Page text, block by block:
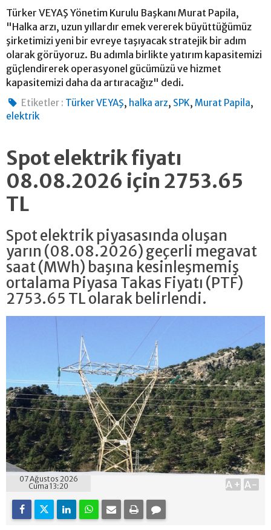
Türker VEYAŞ Yönetim Kurulu Başkanı Murat Papila,
"Halka arzı, uzun yıllardır emek vererek büyüttüğümüz
şirketimizi yeni bir evreye taşıyacak stratejik bir adım
olarak görüyoruz. Bu adımla birlikte yatırım kapasitemizi
güçlendirerek operasyonel gücümüzü ve hizmet
kapasitemizi daha da artıracağız" dedi.
Etiketler : Türker VEYAŞ, halka arz, SPK,Murat Papila,
elektrik
Spot elektrik fiyatı
08.08.2026 için 2753.65
TL
Spot elektrik piyasasında oluşan
yarın (08.08.2026) geçerli megavat
saat (MWh) başına kesinleşmemiş
ortalama Piyasa Takas Fiyatı (PTF)
2753.65 TL olarak belirlendi.
07 Ağustos 2026
Cuma 13:20
A+ A-